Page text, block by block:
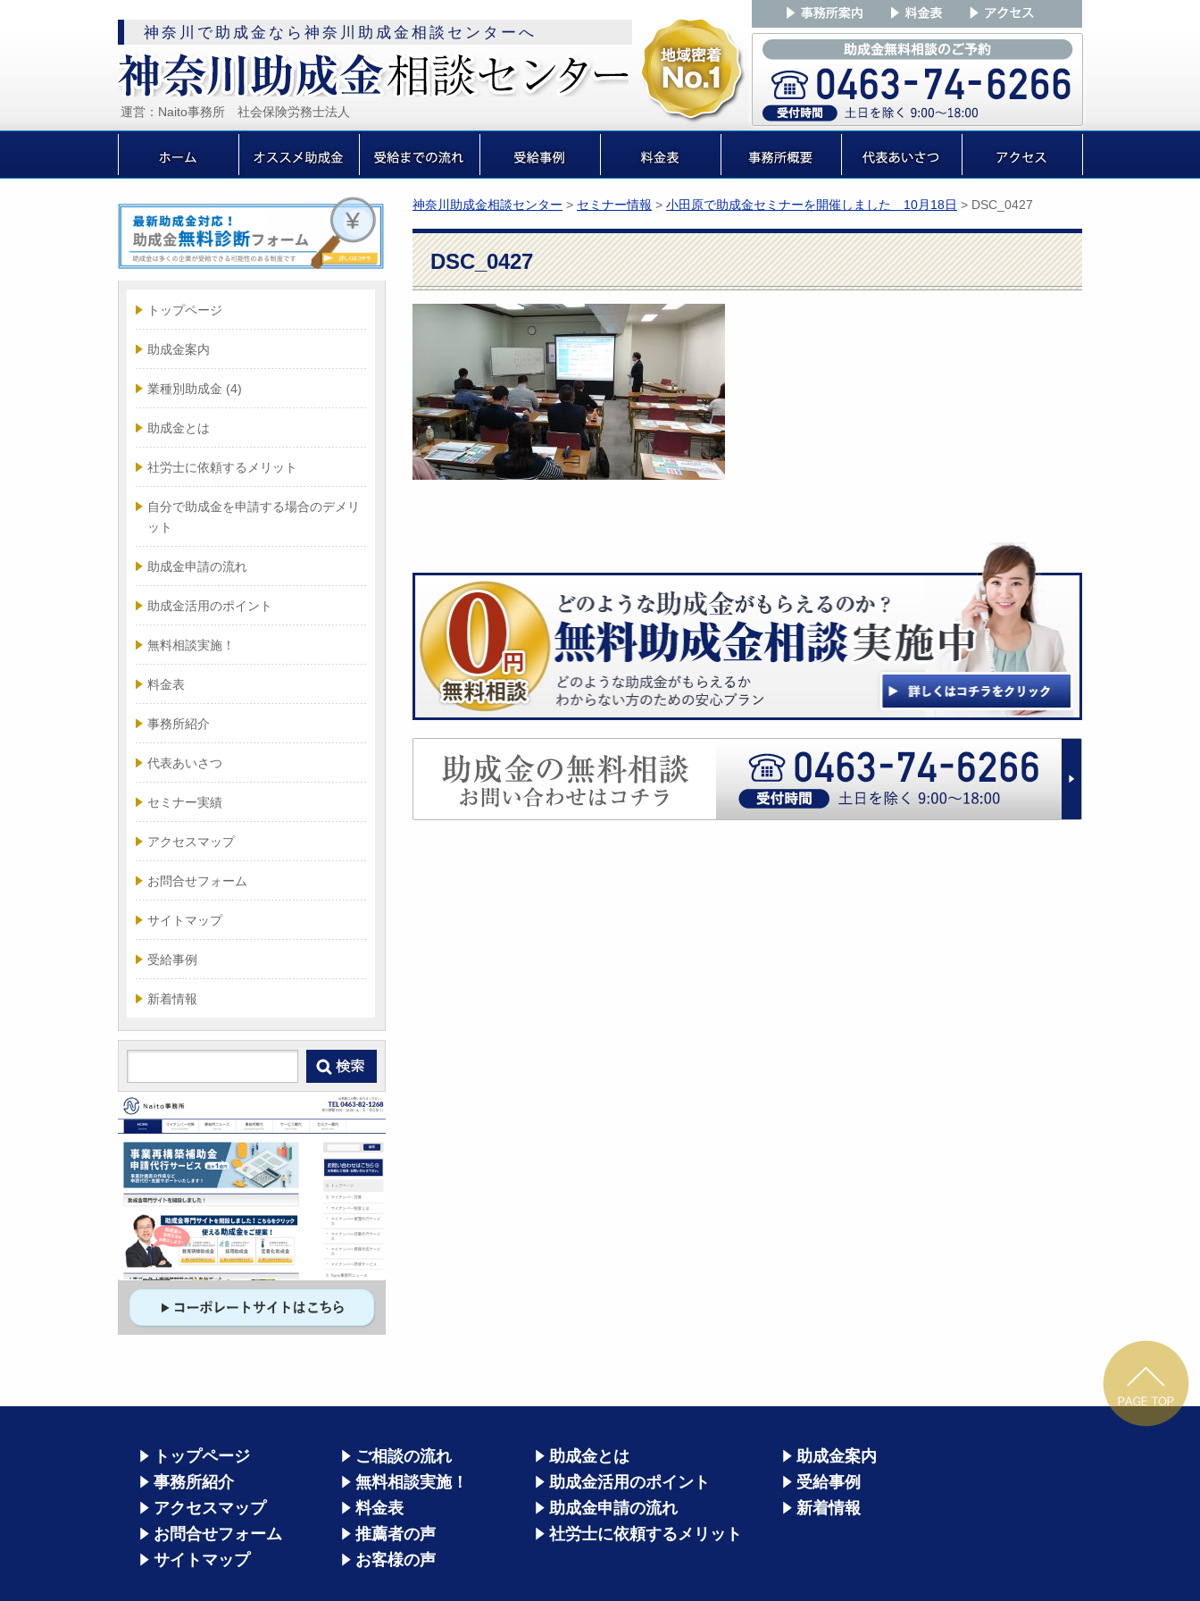
神奈川で助成金なら神奈川助成金相談センターへ
運営：Naito事務所 社会保険労務士法人
神奈川助成金相談センター > セミナー情報 > 小田原で助成金セミナーを開催しました 10月18日 > DSC_0427
DSC_0427
トップページ
助成金案内
業種別助成金 (4)
助成金とは
社労士に依頼するメリット
自分で助成金を申請する場合のデメリ
ット
助成金申請の流れ
助成金活用のポイント
無料相談実施！
料金表
事務所紹介
代表あいさつ
セミナー実績
アクセスマップ
お問合せフォーム
サイトマップ
受給事例
新着情報
トップページ
事務所紹介
アクセスマップ
お問合せフォーム
サイトマップ
ご相談の流れ
無料相談実施！
料金表
推薦者の声
お客様の声
助成金とは
助成金活用のポイント
助成金申請の流れ
社労士に依頼するメリット
助成金案内
受給事例
新着情報